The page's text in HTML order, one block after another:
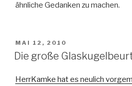
ähnliche Gedanken zu machen.
VERÖFFENTLICHT
AM
MAI 12, 2010
Die große
HerrKamke hat es neulich